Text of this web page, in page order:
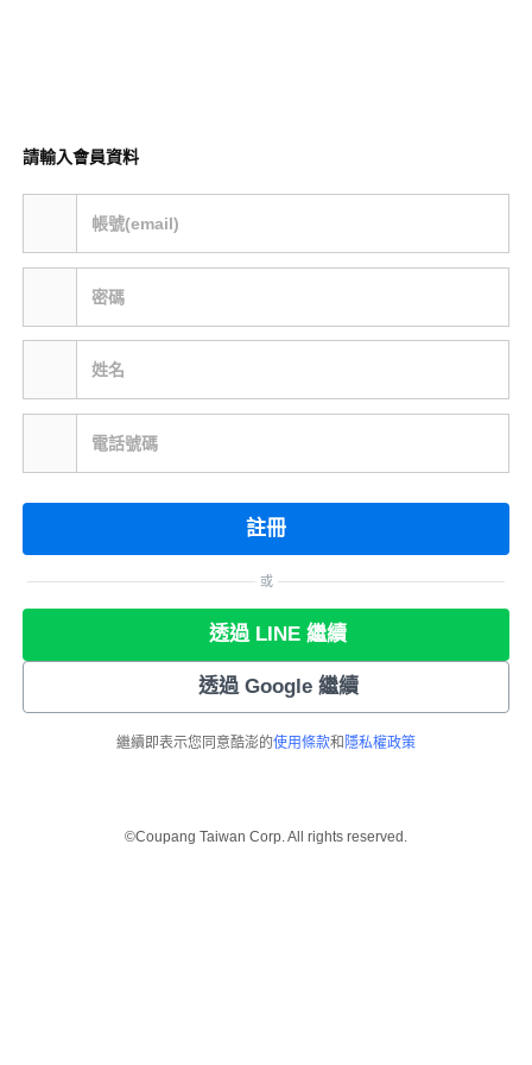
請輸入會員資料
帳號(email)
密碼
姓名
電話號碼
註冊
或
透過 LINE 繼續
透過 Google 繼續
繼續即表示您同意酷澎的使用條款和 隱私權政策
©Coupang Taiwan Corp. All rights reserved.